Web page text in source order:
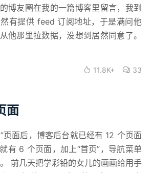
博友圈在我的一篇博客里留言，我到
有提供 feed 订阅地址，于是满问他
他那里拉数据，没想到居然同意了。
11.8K+ 33
面
页面后，博客后台就已经有 12 个页面
有 6 个页面，加上“首页”，导航菜单
前几天把学彩铅的女儿的画画给用手